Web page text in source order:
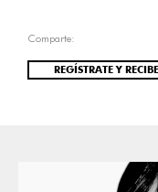
Comparte:
REGÍSTRATE Y